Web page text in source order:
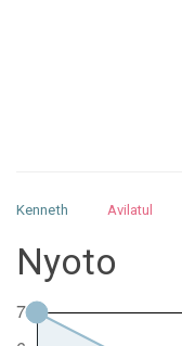
Kenneth Avilatul
Nurhilman
Pathin
Nyoto